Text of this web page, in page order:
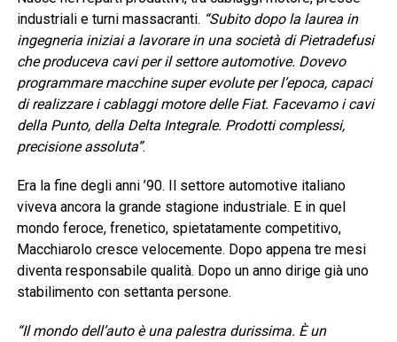
industriali e turni massacranti. “Subito dopo la laurea in
ingegneria iniziai a lavorare in una società di Pietradefusi
che produceva cavi per il settore automotive. Dovevo
programmare macchine super evolute per l’epoca, capaci
di realizzare i cablaggi motore delle Fiat. Facevamo i cavi
della Punto, della Delta Integrale. Prodotti complessi,
precisione assoluta”.
Era la fine degli anni ’90. Il settore automotive italiano
viveva ancora la grande stagione industriale. E in quel
mondo feroce, frenetico, spietatamente competitivo,
Macchiarolo cresce velocemente. Dopo appena tre mesi
diventa responsabile qualità. Dopo un anno dirige già uno
stabilimento con settanta persone.
“Il mondo dell’auto è una palestra durissima. È un